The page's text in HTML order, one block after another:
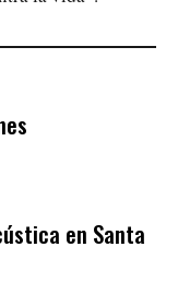
en Santa